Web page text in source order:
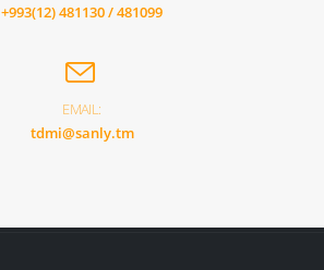
+993(12) 481130 / 481099
EMAIL:
tdmi@sanly.tm